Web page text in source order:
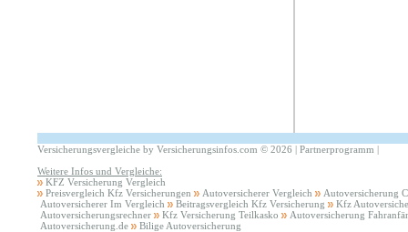
Versicherungsvergleiche by Versicherungsinfos.com © 2026 | Partnerprogramm |
Weitere Infos und Vergleiche:
KFZ Versicherung Vergleich
Preisvergleich Kfz Versicherungen
Autoversicherer Vergleich
Autoversicherung
Autoversicherer Im Vergleich
Beitragsvergleich Kfz Versicherung
Kfz
Autoversicherungsrechner
Kfz Versicherung Teilkasko
Autoversicherung
Autoversicherung.de
Bilige Autoversicherung